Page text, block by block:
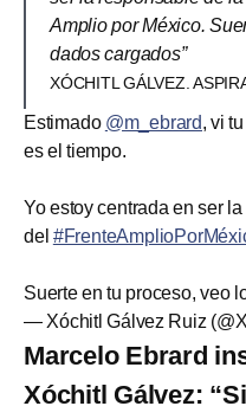
Amplio por México.
dados cargados”
XÓCHITL GÁLVEZ.
Estimado @m_ebrard, vi
es el tiempo.
Yo estoy centrada en ser
del
Suerte en tu proceso, veo
— Xóchitl Gálvez Ruiz
Marcelo Ebrard
Xóchitl Gálvez: